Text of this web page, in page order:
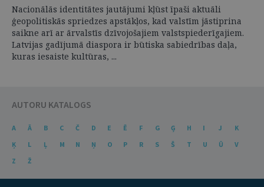
Nacionālās identitātes jautājumi kļūst īpaši aktuāli
ģeopolitiskās spriedzes apstākļos, kad valstīm jāstiprina
saikne arī ar ārvalstīs dzīvojošajiem valstspiederīgajiem.
Latvijas gadījumā diaspora ir būtiska sabiedrības daļa,
kuras iesaiste kultūras, ...
AUTORU KATALOGS
A Ā B C Č D E Ē F G Ģ H I J
K
Ķ
L Ļ M N Ņ O P R S Š T U Ū
V
Z
Ž